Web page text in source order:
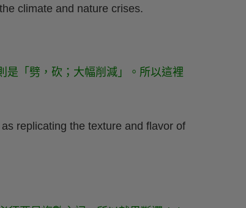
climate and nature crises.
是「劈，砍；大幅削減」。所以這裡
replicating the texture and flavor of